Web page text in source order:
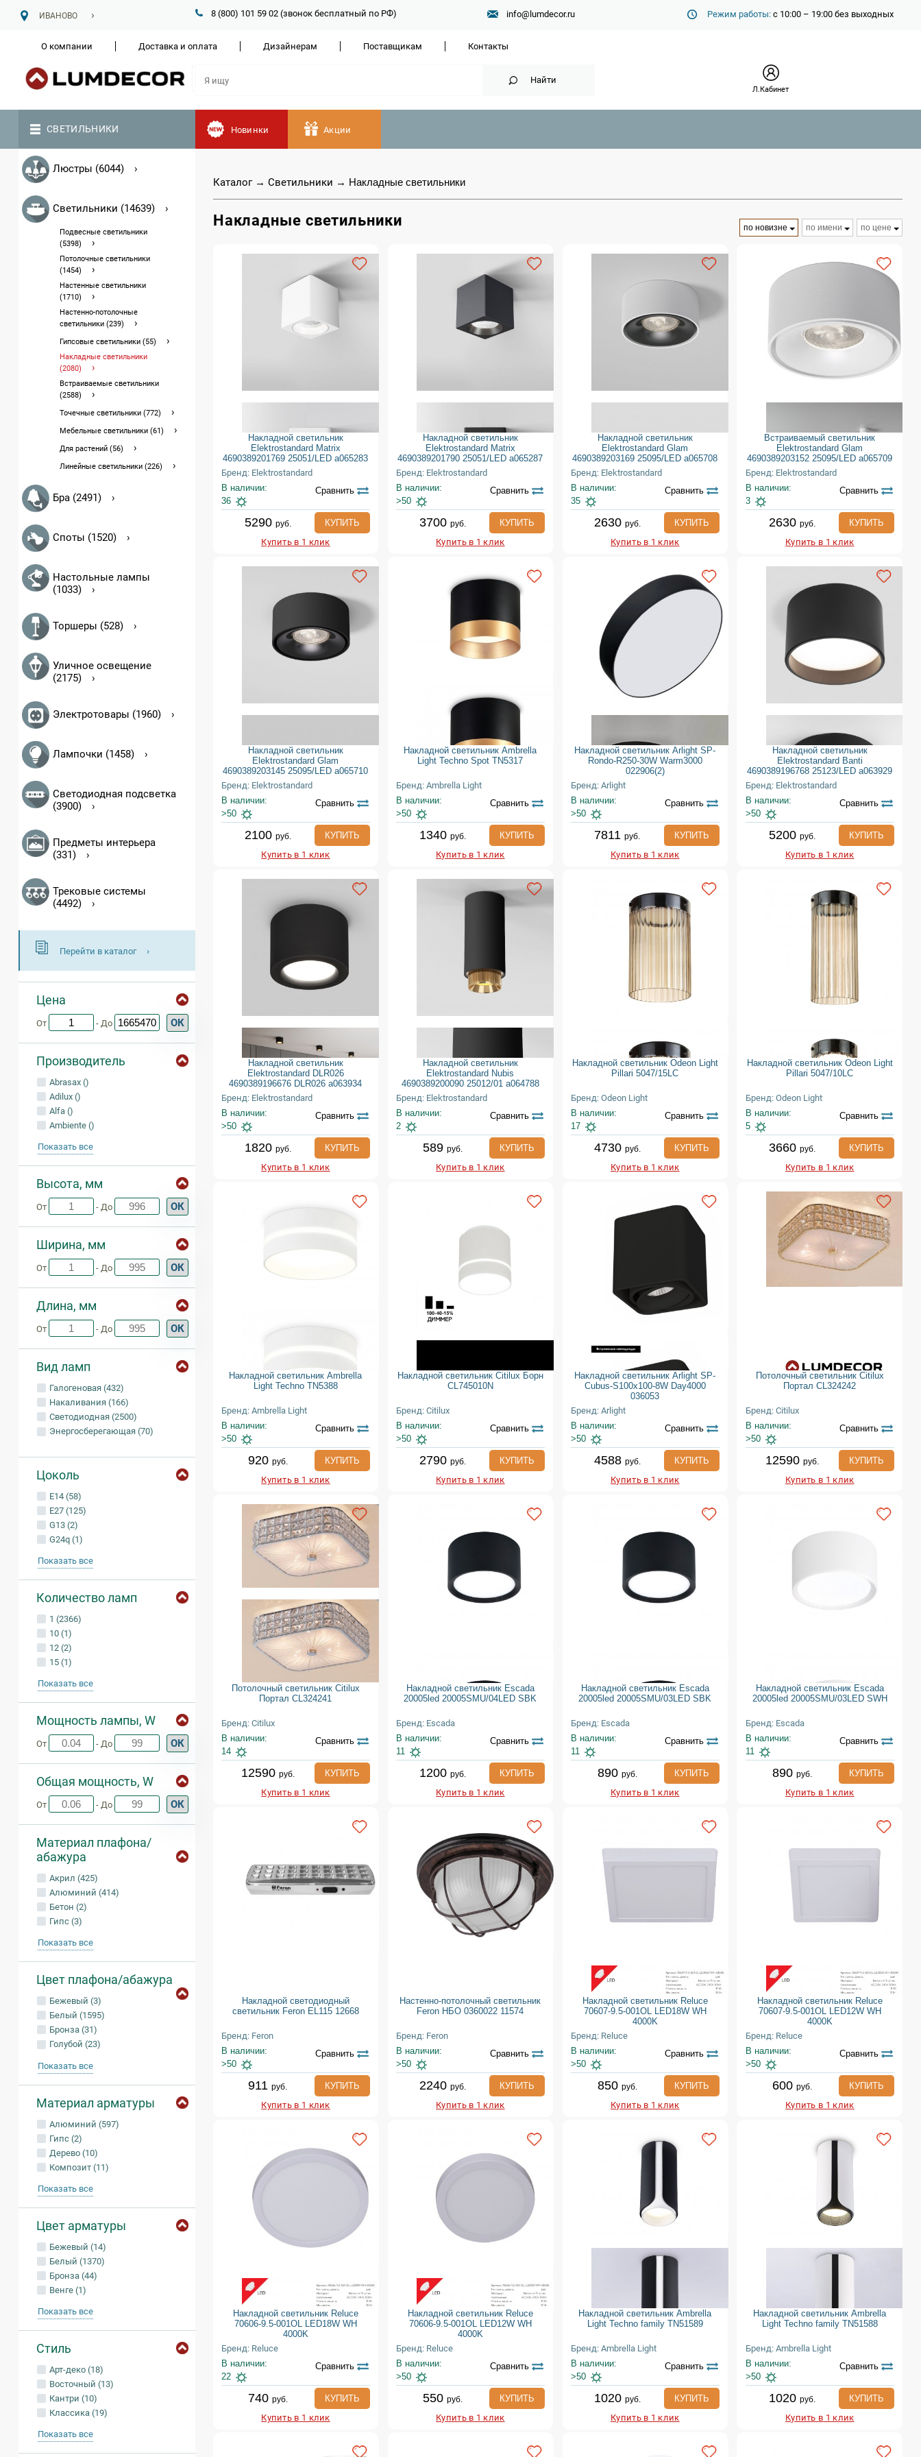
ИВАНОВО 8 (800) 101 59 02 (звонок бесплатный по РФ) info@lumdecor.ru Режим работы: с 10:00 – 19:00 без выходных
О компании Доставка и оплата Дизайнерам Поставщикам Контакты
Найти
Л.Кабинет
СВЕТИЛЬНИКИ Новинки Акции
Люстры (6044)
Светильники (14639)
Подвесные светильники
(5398)
Потолочные светильники
(1454)
Настенные светильники
(1710)
Настенно-потолочные
светильники (239)
Гипсовые светильники (55)
Накладные светильники
(2080)
Встраиваемые светильники
(2588)
Точечные светильники (772)
Мебельные светильники (61)
Для растений (56)
Линейные светильники (226)
Бра (2491)
Споты (1520)
Настольные лампы
(1033)
Торшеры (528)
Уличное освещение
(2175)
Электротовары (1960)
Лампочки (1458)
Светодиодная подсветка
(3900)
Предметы интерьера
(331)
Трековые системы
(4492)
Перейти в каталог
Цена
От - До ОК
Производитель
Abrasax ()
Adilux ()
Alfa ()
Ambiente ()
Показать все
Высота, мм
От - До ОК
Ширина, мм
От - До ОК
Длина, мм
От - До ОК
Вид ламп
Галогеновая (432)
Накаливания (166)
Светодиодная (2500)
Энергосберегающая (70)
Цоколь
E14 (58)
E27 (125)
G13 (2)
G24q (1)
Показать все
Количество ламп
1 (2366)
10 (1)
12 (2)
15 (1)
Показать все
Мощность лампы, W
От - До ОК
Общая мощность, W
От - До ОК
Материал плафона/
абажура
Акрил (425)
Алюминий (414)
Бетон (2)
Гипс (3)
Показать все
Цвет плафона/абажура
Бежевый (3)
Белый (1595)
Бронза (31)
Голубой (23)
Показать все
Материал арматуры
Алюминий (597)
Гипс (2)
Дерево (10)
Композит (11)
Показать все
Цвет арматуры
Бежевый (14)
Белый (1370)
Бронза (44)
Венге (1)
Показать все
Стиль
Арт-деко (18)
Восточный (13)
Кантри (10)
Классика (19)
Показать все
Каталог→ Светильники → Накладные светильники
Накладные светильники по новизне по имени по цене
Накладной светильник
Elektrostandard Matrix
4690389201769 25051/LED a065283
Бренд: Elektrostandard
В наличии:
36
Сравнить
5290 руб.
КУПИТЬ
Купить в 1 клик
Накладной светильник
Elektrostandard Matrix
4690389201790 25051/LED a065287
Бренд: Elektrostandard
В наличии:
>50
Сравнить
3700 руб.
КУПИТЬ
Купить в 1 клик
Накладной светильник
Elektrostandard Glam
4690389203169 25095/LED a065708
Бренд: Elektrostandard
В наличии:
35
Сравнить
2630 руб.
КУПИТЬ
Купить в 1 клик
Встраиваемый светильник
Elektrostandard Glam
4690389203152 25095/LED a065709
Бренд: Elektrostandard
В наличии:
3
Сравнить
2630 руб.
КУПИТЬ
Купить в 1 клик
Накладной светильник
Elektrostandard Glam
4690389203145 25095/LED a065710
Бренд: Elektrostandard
В наличии:
>50
Сравнить
2100 руб.
КУПИТЬ
Купить в 1 клик
Накладной светильник Ambrella
Light Techno Spot TN5317
Бренд: Ambrella Light
В наличии:
>50
Сравнить
1340 руб.
КУПИТЬ
Купить в 1 клик
Накладной светильник Arlight SP-
Rondo-R250-30W Warm3000
022906(2)
Бренд: Arlight
В наличии:
>50
Сравнить
7811руб.
КУПИТЬ
Купить в 1 клик
Накладной светильник
Elektrostandard Banti
4690389196768 25123/LED a063929
Бренд: Elektrostandard
В наличии:
>50
Сравнить
5200 руб.
КУПИТЬ
Купить в 1 клик
Накладной светильник
Elektrostandard DLR026
4690389196676 DLR026 a063934
Бренд: Elektrostandard
В наличии:
>50
Сравнить
1820 руб.
КУПИТЬ
Купить в 1 клик
Накладной светильник
Elektrostandard Nubis
4690389200090 25012/01 a064788
Бренд: Elektrostandard
В наличии:
2
Сравнить
589 руб.
КУПИТЬ
Купить в 1 клик
Накладной светильник Odeon Light
Pillari 5047/15LC
Бренд: Odeon Light
В наличии:
17
Сравнить
4730 руб.
КУПИТЬ
Купить в 1 клик
Накладной светильник Odeon Light
Pillari 5047/10LC
Бренд: Odeon Light
В наличии:
5
Сравнить
3660 руб.
КУПИТЬ
Купить в 1 клик
Накладной светильник Ambrella
Light Techno TN5388
Бренд: Ambrella Light
В наличии:
>50
Сравнить
920 руб.
КУПИТЬ
Купить в 1 клик
Накладной светильник Citilux Борн
CL745010N
Бренд: Citilux
В наличии:
>50
Сравнить
2790 руб.
КУПИТЬ
Купить в 1 клик
Накладной светильник Arlight SP-
Cubus-S100x100-8W Day4000
036053
Бренд: Arlight
В наличии:
>50
Сравнить
4588 руб.
КУПИТЬ
Купить в 1 клик
Потолочный светильник Citilux
Портал CL324242
Бренд: Citilux
В наличии:
>50
Сравнить
12590 руб.
КУПИТЬ
Купить в 1 клик
Потолочный светильник Citilux
Портал CL324241
Бренд: Citilux
В наличии:
14
Сравнить
12590 руб.
КУПИТЬ
Купить в 1 клик
Накладной светильник Escada
20005led 20005SMU/04LED SBK
Бренд: Escada
В наличии:
11
Сравнить
1200 руб.
КУПИТЬ
Купить в 1 клик
Накладной светильник Escada
20005led 20005SMU/03LED SBK
Бренд: Escada
В наличии:
11
Сравнить
890 руб.
КУПИТЬ
Купить в 1 клик
Накладной светильник Escada
20005led 20005SMU/03LED SWH
Бренд: Escada
В наличии:
11
Сравнить
890 руб.
КУПИТЬ
Купить в 1 клик
Накладной светодиодный
светильник Feron EL115 12668
Бренд: Feron
В наличии:
>50
Сравнить
911руб.
КУПИТЬ
Купить в 1 клик
Настенно-потолочный светильник
Feron НБО 0360022 11574
Бренд: Feron
В наличии:
>50
Сравнить
2240 руб.
КУПИТЬ
Купить в 1 клик
Накладной светильник Reluce
70607-9.5-001OL LED18W WH
4000K
Бренд: Reluce
В наличии:
>50
Сравнить
850 руб.
КУПИТЬ
Купить в 1 клик
Накладной светильник Reluce
70607-9.5-001OL LED12W WH
4000K
Бренд: Reluce
В наличии:
>50
Сравнить
600 руб.
КУПИТЬ
Купить в 1 клик
Накладной светильник Reluce
70606-9.5-001OL LED18W WH
4000K
Бренд: Reluce
В наличии:
22
Сравнить
740 руб.
КУПИТЬ
Купить в 1 клик
Накладной светильник Reluce
70606-9.5-001OL LED12W WH
4000K
Бренд: Reluce
В наличии:
>50
Сравнить
550 руб.
КУПИТЬ
Купить в 1 клик
Накладной светильник Ambrella
Light Techno family TN51589
Бренд: Ambrella Light
В наличии:
>50
Сравнить
1020 руб.
КУПИТЬ
Купить в 1 клик
Накладной светильник Ambrella
Light Techno family TN51588
Бренд: Ambrella Light
В наличии:
>50
Сравнить
1020 руб.
КУПИТЬ
Купить в 1 клик